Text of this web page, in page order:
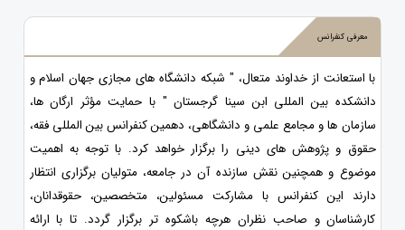
معرفی کنفرانس
با استعانت از خداوند متعال، " شبکه دانشگاه های مجازی جهان اسلام و
دانشکده بین المللی ابن سینا گرجستان " با حمایت مؤثر ارگان ها،
سازمان ها و مجامع علمی و دانشگاهی، دهمین کنفرانس بین المللی فقه،
حقوق و پژوهش های دینی را برگزار خواهد کرد. با توجه به اهمیت
موضوع و همچنین نقش سازنده آن در جامعه، متولیان برگزاری انتظار
دارند این کنفرانس با مشارکت مسئولین، متخصصین، حقوقدانان،
کارشناسان و صاحب نظران هرچه باشکوه تر برگزار گردد. تا با ارائه